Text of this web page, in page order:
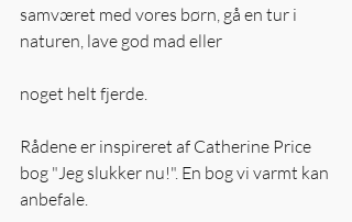
samværet med vores børn, gå en tur i
naturen, lave god mad eller
noget helt fjerde.
Rådene er inspireret af Catherine Price
bog "Jeg slukker nu!". En bog vi varmt kan
anbefale.